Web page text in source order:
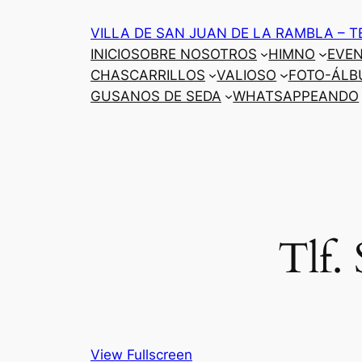
VILLA DE SAN JUAN DE LA RAMBLA –
INICIOSOBRE NOSOTROS HIMNO
CHASCARRILLOS
VALIOSO FOTO-
GUSANOS DE SEDA
WHATSAPPEANDO
Tlf.
View Fullscreen